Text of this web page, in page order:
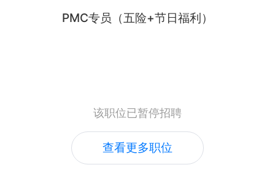
PMC专员（五险+节日福利）
该职位已暂停招聘
查看更多职位